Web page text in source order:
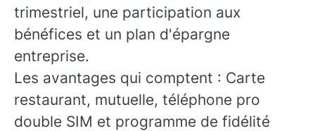
trimestriel, une participation aux
bénéfices et un plan d'épargne
entreprise.
Les avantages qui comptent : Carte
restaurant, mutuelle, téléphone pro
double SIM et programme de fidélité